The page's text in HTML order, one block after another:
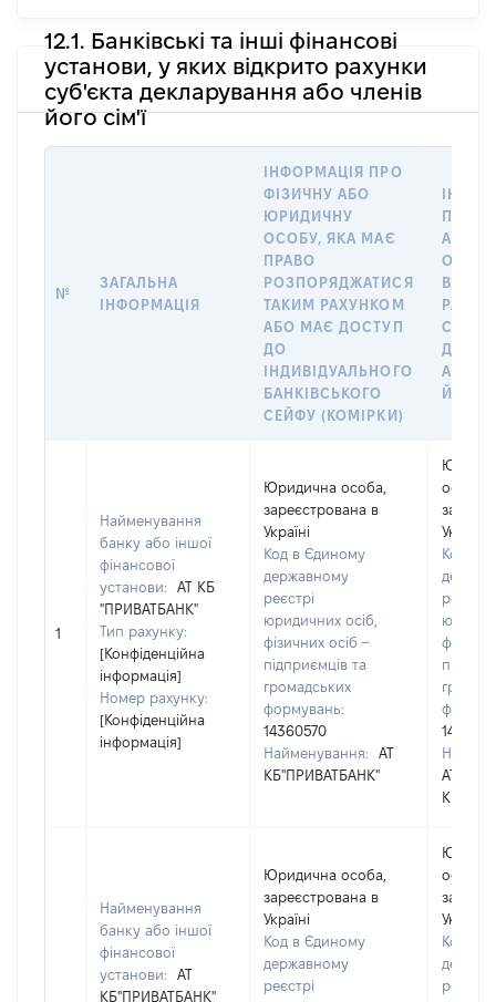
12.1. Банківські та інші фінансові
установи, у яких відкрито рахунки
суб'єкта декларування або членів
його сім'ї
№
ЗАГАЛЬНА
ІНФОРМАЦІЯ
ІНФОРМАЦІЯ ПРО
ФІЗИЧНУ АБО
ЮРИДИЧНУ
ОСОБУ, ЯКА МАЄ
ПРАВО
РОЗПОРЯДЖАТИСЯ
ТАКИМ РАХУНКОМ
АБО МАЄ ДОСТУП
ДО
ІНДИВІДУАЛЬНОГО
БАНКІВСЬКОГО
СЕЙФУ (КОМІРКИ)
ПРО
АБО
АБО
ЙОГО
1
Найменування
банку або іншої
фінансової
установи:
АТ КБ
"ПРИВАТБАНК"
Тип рахунку:
[Конфіденційна
інформація]
Номер рахунку:
[Конфіденційна
інформація]
Юридична особа,
зареєстрована в
Україні
Код в Єдиному
державному
реєстрі
юридичних осіб,
фізичних осіб –
підприємців та
громадських
формувань:
14360570
Найменування:
АТ
КБ"ПРИВАТБАНК"
особа,
Україні
Код в
реєстрі
АТ
Найменування
банку або іншої
фінансової
установи:
АТ
КБ"ПРИВАТБАНК"
Юридична особа,
зареєстрована в
Україні
Код в Єдиному
державному
реєстрі
особа,
Україні
Код в
реєстрі